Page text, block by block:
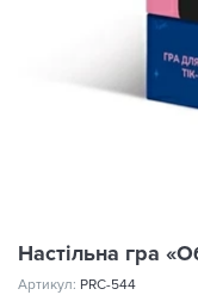
Настільна гра
Артикул: PRC-544